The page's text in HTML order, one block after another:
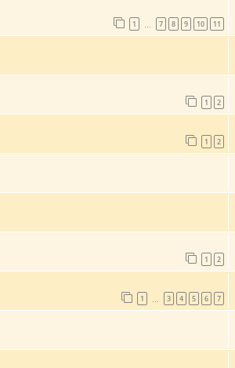
1 7 8 9 10 11
1 2
1 2
1 2
1 3 4 5 6 7